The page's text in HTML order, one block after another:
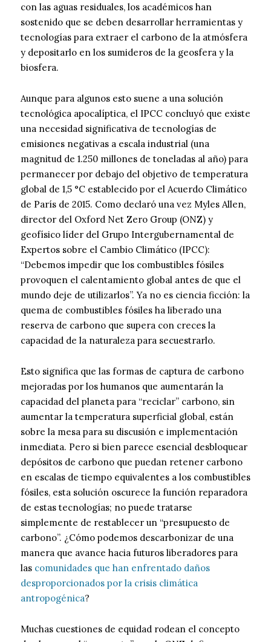
con las aguas residuales, los académicos han
sostenido que se deben desarrollar herramientas y
tecnologías para extraer el carbono de la atmósfera
y depositarlo en los sumideros de la geosfera y la
biosfera.
Aunque para algunos esto suene a una solución
tecnológica apocalíptica, el IPCC concluyó que existe
una necesidad significativa de tecnologías de
emisiones negativas a escala industrial (una
magnitud de 1.250 millones de toneladas al año) para
permanecer por debajo del objetivo de temperatura
global de 1,5 °C establecido por el Acuerdo Climático
de París de 2015. Como declaró una vez Myles Allen,
director del Oxford Net Zero Group (ONZ) y
geofísico líder del Grupo Intergubernamental de
Expertos sobre el Cambio Climático (IPCC):
“Debemos impedir que los combustibles fósiles
provoquen el calentamiento global antes de que el
mundo deje de utilizarlos”. Ya no es ciencia ficción: la
quema de combustibles fósiles ha liberado una
reserva de carbono que supera con creces la
capacidad de la naturaleza para secuestrarlo.
Esto significa que las formas de captura de carbono
mejoradas por los humanos que aumentarán la
capacidad del planeta para “reciclar” carbono, sin
aumentar la temperatura superficial global, están
sobre la mesa para su discusión e implementación
inmediata. Pero si bien parece esencial desbloquear
depósitos de carbono que puedan retener carbono
en escalas de tiempo equivalentes a los combustibles
fósiles, esta solución oscurece la función reparadora
de estas tecnologías; no puede tratarse
simplemente de restablecer un “presupuesto de
carbono”. ¿Cómo podemos descarbonizar de una
manera que avance hacia futuros liberadores para
las comunidades que han enfrentado daños
desproporcionados por la crisis climática
antropogénica?
Muchas cuestiones de equidad rodean el concepto